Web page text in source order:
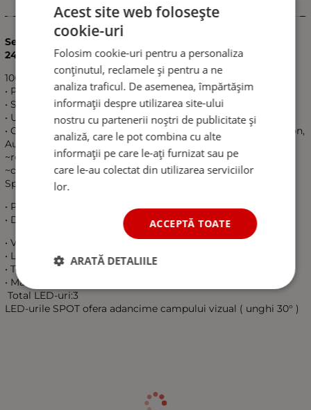
Informații
Set 2X Led Bar Proiector Flexzon, 11cm, 9W, 3 LED, 12V /
24V, Spot Beam
100% nou si de calitate
• Prinderi puternice;
• Super rezistent la apa, socuri, Praf, Noroi,
• Usor de instalat;
• Cu aplicabilitate mare(Vehicule OFF-road, SUV, ATV, Camion,
Autobuz, Utilaje (excavator, buldozer, macara, etc)
~rezistent la coruziune
~clasa protectie:IP67
Specificatii:
• Putere: 9W
• Dimensiuni:104mm*29.7mm*47.4mm
• Voltaj:12V-24V
• Lumina :Spot
• Temperatura culorii:6000K(Alb )
• Material:Aluminiu
Total LED-uri:3
LED-urile SPOT ofera adancime campului vizual ( unghi 30° )
Acest site web folosește
cookie-uri
Folosim cookie-uri pentru a personaliza
conținutul, reclamele și pentru a ne
analiza traficul. De asemenea, împărtășim
informații despre utilizarea site-ului
nostru cu partenerii noștri de publicitate și
analiză, care le pot combina cu alte
informații pe care le-ați furnizat sau pe
care le-au colectat din utilizarea serviciilor
lor.
ACCEPTĂ TOATE
ARATĂ DETALIILE